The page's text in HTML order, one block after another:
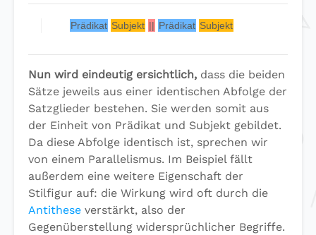
Prädikat Subjekt || Prädikat Subjekt
Nun wird eindeutig ersichtlich, dass die beiden
Sätze jeweils aus einer identischen Abfolge der
Satzglieder bestehen. Sie werden somit aus
der Einheit von Prädikat und Subjekt gebildet.
Da diese Abfolge identisch ist, sprechen wir
von einem Parallelismus. Im Beispiel fällt
außerdem eine weitere Eigenschaft der
Stilfigur auf: die Wirkung wird oft durch die
Antithese verstärkt, also der
Gegenüberstellung widersprüchlicher Begriffe.